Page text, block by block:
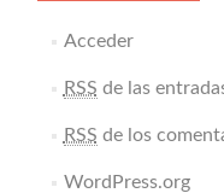
Acceder
RSS de las
RSS de los
WordPress.org